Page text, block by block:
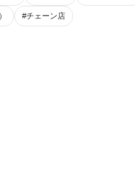
#チェーン店